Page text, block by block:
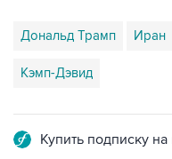
Дональд Трамп Иран
Кэмп-Дэвид
Купить подписку